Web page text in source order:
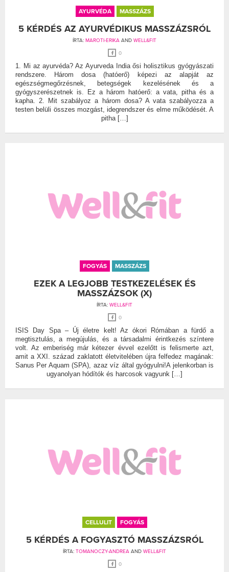
AYURVÉDA MASSZÁZS
5 KÉRDÉS AZ AYURVÉDIKUS MASSZÁZSRÓL
ÍRTA: MAROTI-ERIKA AND WELL&FIT
0
1. Mi az ayurvéda? Az Ayurveda India ősi holisztikus gyógyászati
rendszere. Három dosa (hatóerő) képezi az alapját az
egészségmegőrzésnek, betegségek kezelésének és a
gyógyszerészetnek is. Ez a három hatóerő: a vata, pitha és a
kapha. 2. Mit szabályoz a három dosa? A vata szabályozza a
testen belüli összes mozgást, idegrendszer és elme működését. A
pitha […]
FOGYÁS MASSZÁZS
EZEK A LEGJOBB TESTKEZELÉSEK ÉS
MASSZÁZSOK (X)
ÍRTA: WELL&FIT
0
ISIS Day Spa – Új életre kelt! Az ókori Rómában a fürdő a
megtisztulás, a megújulás, és a társadalmi érintkezés színtere
volt. Az emberiség már kétezer évvel ezelőtt is felismerte azt,
amit a XXI. század zaklatott életvitelében újra felfedez magának:
Sanus Per Aquam (SPA), azaz víz által gyógyulni!A jelenkorban is
ugyanolyan hódítók és harcosok vagyunk […]
CELLULIT FOGYÁS
5 KÉRDÉS A FOGYASZTÓ MASSZÁZSRÓL
ÍRTA: TOMANOCZY-ANDREA AND WELL&FIT
0